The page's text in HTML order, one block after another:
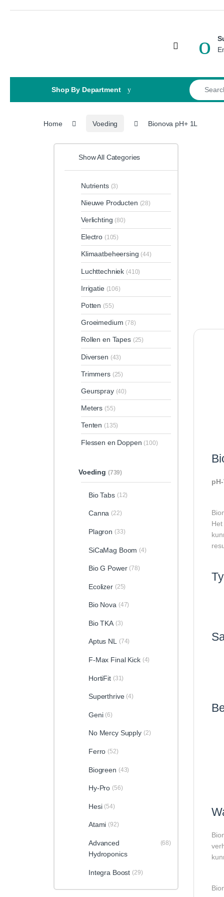
Open
Shop By Department
Search for:
Home Voeding Bionova pH+ 1L
Show All Categories
Nutrients (3)
Nieuwe Producten (28)
Verlichting (80)
Electro (105)
Klimaatbeheersing (44)
Luchttechniek (410)
Irrigatie (106)
Potten (55)
Groeimedium (78)
Rollen en Tapes (25)
Diversen (43)
Trimmers (25)
Geurspray (40)
Meters (55)
Tenten (135)
Flessen en Doppen (100)
Voeding (739)
Bio Tabs (12)
Canna (22)
Plagron (33)
SiCaMag Boom (4)
Bio G Power (78)
Ecolizer (25)
Bio Nova (47)
Bio TKA (3)
Aptus NL (74)
F-Max Final Kick (4)
HortiFit (31)
Superthrive (4)
Geni (6)
No Mercy Supply (2)
Ferro (52)
Biogreen (43)
Hy-Pro (56)
Hesi (54)
Atami (92)
Advanced
Hydroponics
(68)
Integra Boost (29)